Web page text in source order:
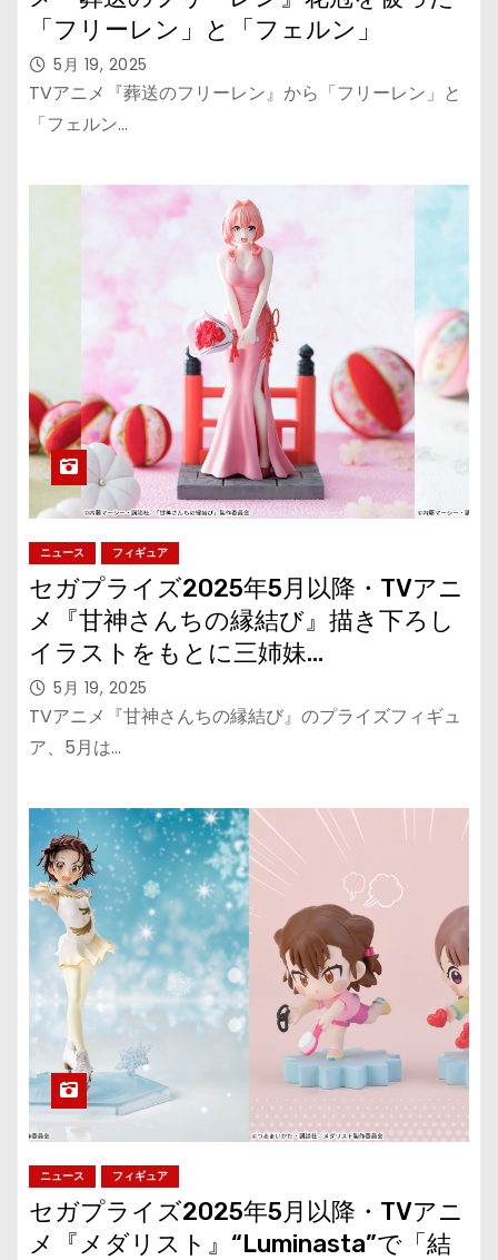
「フリーレン」と「フェルン」
5月 19, 2025
TVアニメ『葬送のフリーレン』から「フリーレン」と
「フェルン…
ニュース フィギュア
セガプライズ2025年5月以降・TVアニ
メ『甘神さんちの縁結び』描き下ろし
イラストをもとに三姉妹
を“Luminasta”でフィギュア化！
5月 19, 2025
TVアニメ『甘神さんちの縁結び』のプライズフィギュ
ア、5月は…
ニュース フィギュア
セガプライズ2025年5月以降・TVアニ
メ『メダリスト』“Luminasta”で「結